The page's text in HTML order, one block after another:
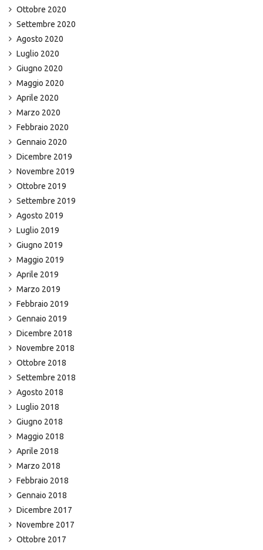
Ottobre 2020
Settembre 2020
Agosto 2020
Luglio 2020
Giugno 2020
Maggio 2020
Aprile 2020
Marzo 2020
Febbraio 2020
Gennaio 2020
Dicembre 2019
Novembre 2019
Ottobre 2019
Settembre 2019
Agosto 2019
Luglio 2019
Giugno 2019
Maggio 2019
Aprile 2019
Marzo 2019
Febbraio 2019
Gennaio 2019
Dicembre 2018
Novembre 2018
Ottobre 2018
Settembre 2018
Agosto 2018
Luglio 2018
Giugno 2018
Maggio 2018
Aprile 2018
Marzo 2018
Febbraio 2018
Gennaio 2018
Dicembre 2017
Novembre 2017
Ottobre 2017